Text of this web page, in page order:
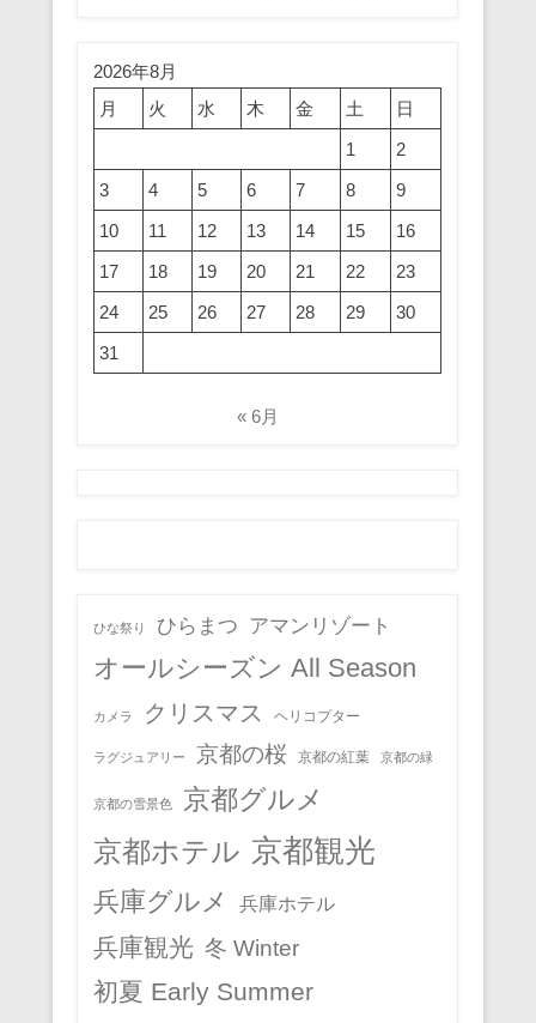
2026年8月
月
火 水 木 金 土
日
1
2
3
4 5 6 7 8
9
10
11 12 13 14 15
16
17
18 19 20 21 22
23
24
25 26 27 28 29
30
31
« 6月
ひな祭り ひらまつ アマンリゾート
オールシーズン All Season
カメラ クリスマス ヘリコプター
ラグジュアリー 京都の桜 京都の紅葉 京都の緑
京都の雪景色 京都グルメ
京都ホテル 京都観光
兵庫グルメ 兵庫ホテル
兵庫観光 冬 Winter
初夏 Early Summer